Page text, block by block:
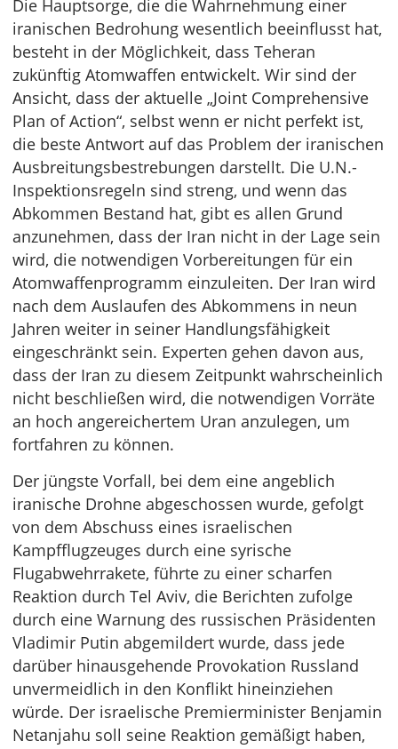
Die Hauptsorge, die die Wahrnehmung einer
iranischen Bedrohung wesentlich beeinflusst hat,
besteht in der Möglichkeit, dass Teheran
zukünftig Atomwaffen entwickelt. Wir sind der
Ansicht, dass der aktuelle „Joint Comprehensive
Plan of Action“, selbst wenn er nicht perfekt ist,
die beste Antwort auf das Problem der iranischen
Ausbreitungsbestrebungen darstellt. Die U.N.-
Inspektionsregeln sind streng, und wenn das
Abkommen Bestand hat, gibt es allen Grund
anzunehmen, dass der Iran nicht in der Lage sein
wird, die notwendigen Vorbereitungen für ein
Atomwaffenprogramm einzuleiten. Der Iran wird
nach dem Auslaufen des Abkommens in neun
Jahren weiter in seiner Handlungsfähigkeit
eingeschränkt sein. Experten gehen davon aus,
dass der Iran zu diesem Zeitpunkt wahrscheinlich
nicht beschließen wird, die notwendigen Vorräte
an hoch angereichertem Uran anzulegen, um
fortfahren zu können.
Der jüngste Vorfall, bei dem eine angeblich
iranische Drohne abgeschossen wurde, gefolgt
von dem Abschuss eines israelischen
Kampfflugzeuges durch eine syrische
Flugabwehrrakete, führte zu einer scharfen
Reaktion durch Tel Aviv, die Berichten zufolge
durch eine Warnung des russischen Präsidenten
Vladimir Putin abgemildert wurde, dass jede
darüber hinausgehende Provokation Russland
unvermeidlich in den Konflikt hineinziehen
würde. Der israelische Premierminister Benjamin
Netanjahu soll seine Reaktion gemäßigt haben,